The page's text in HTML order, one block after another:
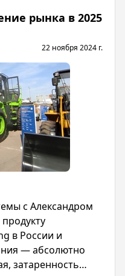
рынка в 2025
22 ноября 2024 г.
с Александром
в России и
— абсолютно
затаренность